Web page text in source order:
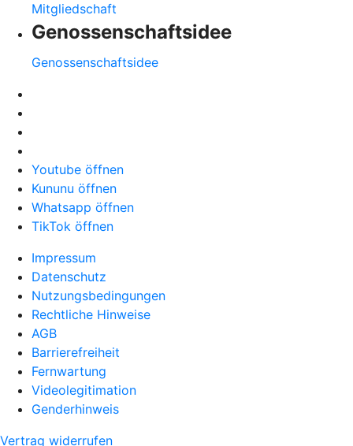
Mitgliedschaft
Genossenschaftsidee
Genossenschaftsidee
Youtube öffnen
Kununu öffnen
Whatsapp öffnen
TikTok öffnen
Impressum
Datenschutz
Nutzungsbedingungen
Rechtliche Hinweise
AGB
Barrierefreiheit
Fernwartung
Videolegitimation
Genderhinweis
Vertrag widerrufen